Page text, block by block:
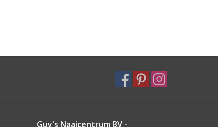
Guy's Naaicentrum BV -